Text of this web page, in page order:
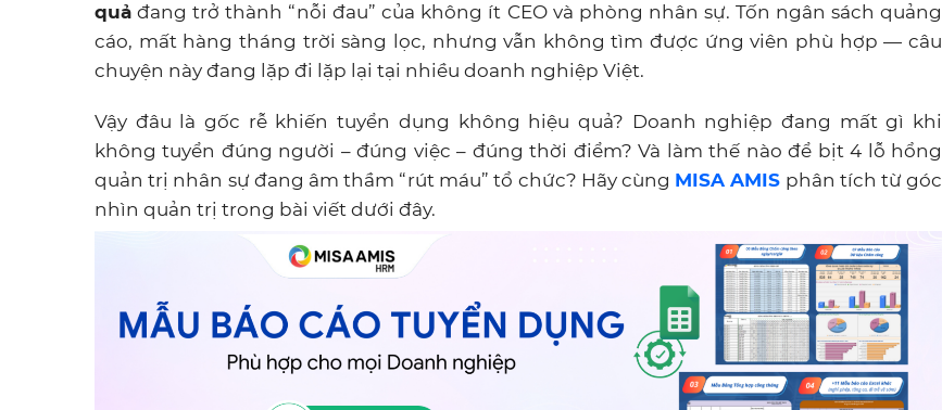
quả đang trở thành “nỗi đau” của không ít CEO và phòng nhân sự. Tốn ngân sách quảng
cáo, mất hàng tháng trời sàng lọc, nhưng vẫn không tìm được ứng viên phù hợp — câu
chuyện này đang lặp đi lặp lại tại nhiều doanh nghiệp Việt.
Vậy đâu là gốc rễ khiến tuyển dụng không hiệu quả? Doanh nghiệp đang mất gì khi
không tuyển đúng người – đúng việc – đúng thời điểm? Và làm thế nào để bịt 4 lỗ hổng
quản trị nhân sự đang âm thầm “rút máu” tổ chức? Hãy cùng MISA AMIS phân tích từ góc
nhìn quản trị trong bài viết dưới đây.